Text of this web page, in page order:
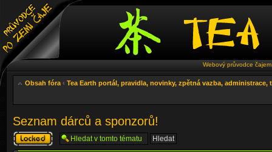
Webový průvodce
Obsah fóra ‹ Tea Earth portál, pravidla, novinky, zpětná vazba, administrace,
Seznam dárců a sponzorů!
Téma
uzamknuto